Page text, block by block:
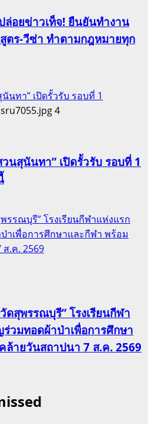
ล่อยข่าวเท็จ! ยืนยันทำงาน
ตร-วีซ่า ทำตามกฎหมายทุก
นทา” เปิดรั้วรับ รอบที่ 1
4
นสุนันทา” เปิดรั้วรับ รอบที่ 1
รรณบุรี” โรงเรียนกีฬาแห่งแรก
าเพื่อการศึกษาและกีฬา พร้อม
.ค. 2569
ดสุพรรณบุรี” โรงเรียนกีฬา
วมทอดผ้าป่าเพื่อการศึกษา
ล้ายวันสถาปนา 7 ส.ค. 2569